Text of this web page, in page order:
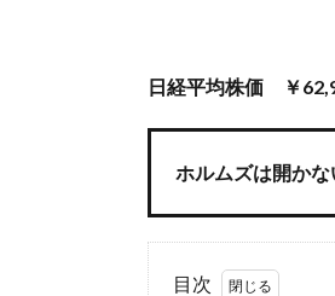
日経平均株価 ￥
ホルムズは開か
目次